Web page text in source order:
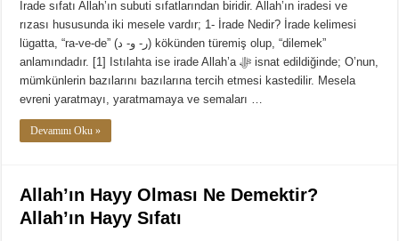
İrade sıfatı Allah’ın subuti sıfatlarından biridir. Allah’ın iradesi ve
rızası hususunda iki mesele vardır; 1- İrade Nedir? İrade kelimesi
lügatta, “ra-ve-de” (ر- و- د) kökünden türemiş olup, “dilemek”
anlamındadır. [1] Istılahta ise irade Allah’a ﷻ isnat edildiğinde; O’nun,
mümkünlerin bazılarını bazılarına tercih etmesi kastedilir. Mesela
evreni yaratmayı, yaratmamaya ve semaları …
Devamını Oku »
Allah’ın Hayy Olması Ne Demektir?
Allah’ın Hayy Sıfatı